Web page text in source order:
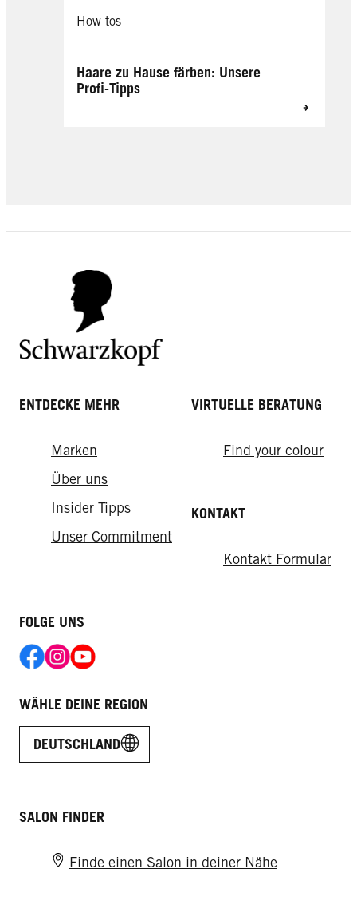
How-tos
Haare zu Hause färben: Unsere
Profi-Tipps
How-tos
Das Frisch-vom-Friseur-Gefühl für
zuhause
So sorgen Sie für eine gesunde
Kopfhaut
ENTDECKE MEHR
Marken
Über uns
Insider Tipps
Unser Commitment
VIRTUELLE BERATUNG
Find your colour
KONTAKT
Kontakt Formular
FOLGE UNS
WÄHLE DEINE REGION
DEUTSCHLAND
SALON FINDER
Finde einen Salon in deiner Nähe